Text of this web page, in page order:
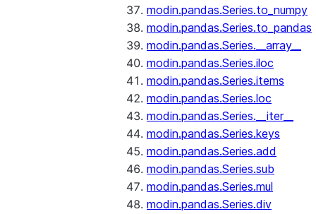
modin.pandas.Series.to_numpy
modin.pandas.Series.to_pandas
modin.pandas.Series.__array__
modin.pandas.Series.iloc
modin.pandas.Series.items
modin.pandas.Series.loc
modin.pandas.Series.__iter__
modin.pandas.Series.keys
modin.pandas.Series.add
modin.pandas.Series.sub
modin.pandas.Series.mul
modin.pandas.Series.div